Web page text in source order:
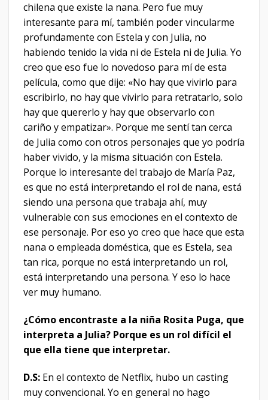
chilena que existe la nana. Pero fue muy
interesante para mí, también poder vincularme
profundamente con Estela y con Julia, no
habiendo tenido la vida ni de Estela ni de Julia. Yo
creo que eso fue lo novedoso para mí de esta
película, como que dije: «No hay que vivirlo para
escribirlo, no hay que vivirlo para retratarlo, solo
hay que quererlo y hay que observarlo con
cariño y empatizar». Porque me sentí tan cerca
de Julia como con otros personajes que yo podría
haber vivido, y la misma situación con Estela.
Porque lo interesante del trabajo de María Paz,
es que no está interpretando el rol de nana, está
siendo una persona que trabaja ahí, muy
vulnerable con sus emociones en el contexto de
ese personaje. Por eso yo creo que hace que esta
nana o empleada doméstica, que es Estela, sea
tan rica, porque no está interpretando un rol,
está interpretando una persona. Y eso lo hace
ver muy humano.
¿Cómo encontraste a la niña Rosita Puga, que
interpreta a Julia? Porque es un rol difícil el
que ella tiene que interpretar.
D.S: En el contexto de Netflix, hubo un casting
muy convencional. Yo en general no hago